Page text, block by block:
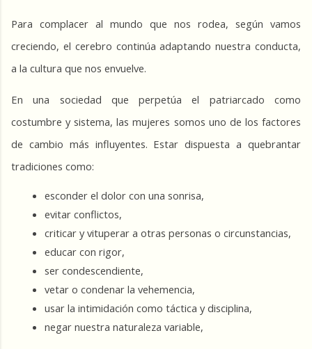
Para complacer al mundo que nos rodea, según vamos
creciendo, el cerebro continúa adaptando nuestra conducta,
a la cultura que nos envuelve.
En una sociedad que perpetúa el patriarcado como
costumbre y sistema, las mujeres somos uno de los factores
de cambio más influyentes. Estar dispuesta a quebrantar
tradiciones como:
esconder el dolor con una sonrisa,
evitar conflictos,
criticar y vituperar a otras personas o circunstancias,
educar con rigor,
ser condescendiente,
vetar o condenar la vehemencia,
usar la intimidación como táctica y disciplina,
negar nuestra naturaleza variable,